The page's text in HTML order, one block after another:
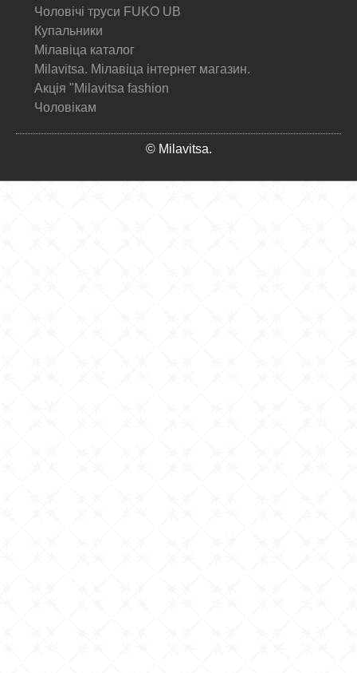
Чоловічі труси FUKO UB
Купальники
Мілавіца каталог
Milavitsa. Мілавіца інтернет магазин.
Акція "Milavitsa fashion
Чоловікам
© Milavitsa.